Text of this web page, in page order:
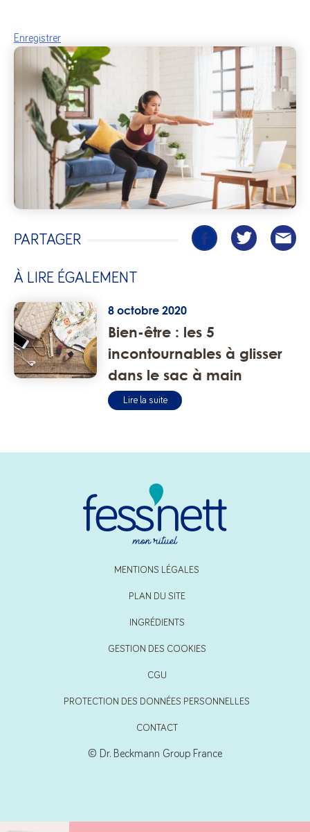
Enregistrer
PARTAGER
À LIRE ÉGALEMENT
8 octobre 2020
Bien-être : les 5
incontournables à glisser
dans le sac à main
Lire la suite
MENTIONS LÉGALES
PLAN DU SITE
INGRÉDIENTS
GESTION DES COOKIES
CGU
PROTECTION DES DONNÉES PERSONNELLES
CONTACT
© Dr. Beckmann Group France